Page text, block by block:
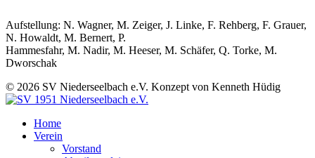
Aufstellung: N. Wagner, M. Zeiger, J. Linke, F. Rehberg, F. Grauer,
N. Howaldt, M. Bernert, P.
Hammesfahr, M. Nadir, M. Heeser, M. Schäfer, Q. Torke, M.
Dworschak
© 2026 SV Niederseelbach e.V. Konzept von Kenneth Hüdig
Home
Verein
Vorstand